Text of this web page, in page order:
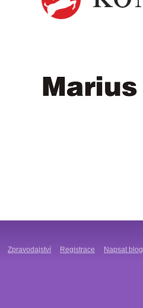
Zpravodajství Registrace Napsat blog